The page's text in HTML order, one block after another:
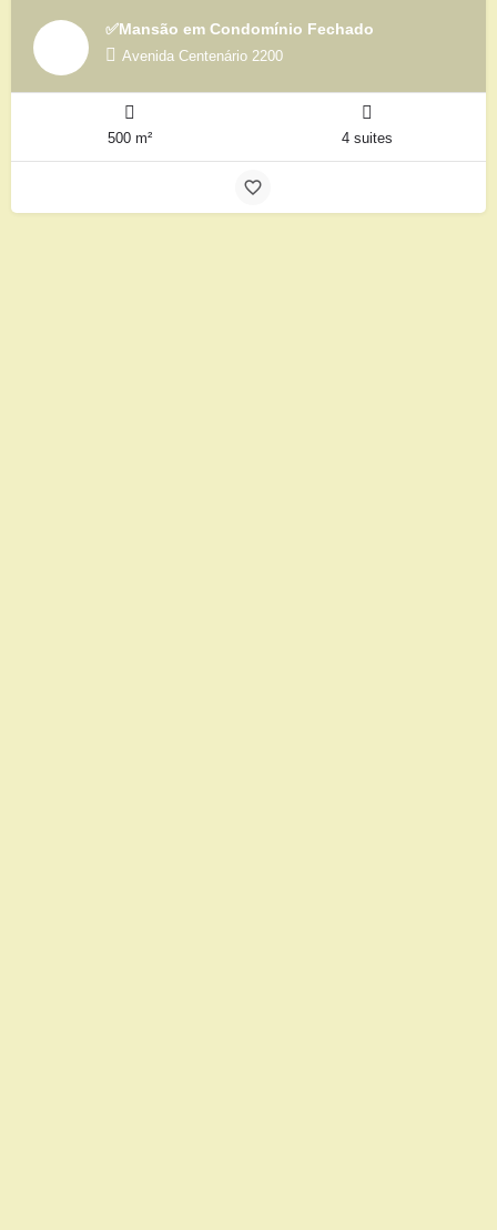
✅Mansão em Condomínio Fechado
Avenida Centenário 2200
500 m² 4 suites